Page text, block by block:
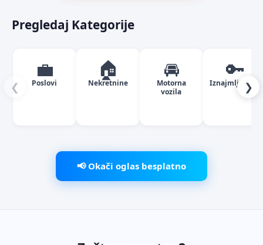
Pregledaj Kategorije
❮
💼
Poslovi
🏠
Nekretnine
🚘
Motorna
vozila
🔑
Iznajmljivanje
❯
📢 Okači oglas besplatno